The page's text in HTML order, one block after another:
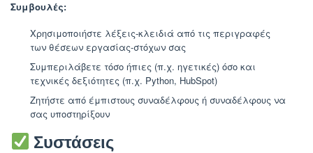
Συμβουλές:
Χρησιμοποιήστε λέξεις-κλειδιά από τις περιγραφές
των θέσεων εργασίας-στόχων σας
Συμπεριλάβετε τόσο ήπιες (π.χ. ηγετικές) όσο και
τεχνικές δεξιότητες (π.χ. Python, HubSpot)
Ζητήστε από έμπιστους συναδέλφους ή συναδέλφους να
σας υποστηρίξουν
Συστάσεις